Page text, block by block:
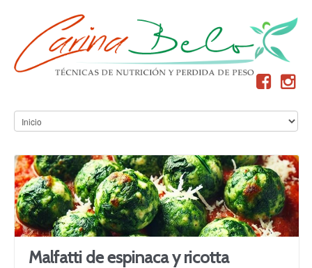
Malfatti de espinaca y ricotta